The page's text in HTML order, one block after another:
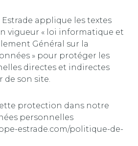
applique les textes
vigueur « loi informatique et
Général sur la
» pour protéger les
directes et indirectes
de son site.
protection dans notre
personnelles
estrade.com/politique-de-